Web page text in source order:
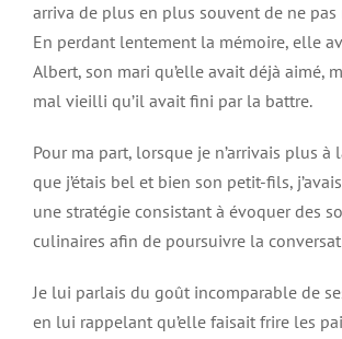
arriva de plus en plus souvent de ne pas
En perdant lentement la mémoire, elle
Albert, son mari qu’elle avait déjà aimé,
mal vieilli qu’il avait fini par la battre.
Pour ma part, lorsque je n’arrivais plus à
que j’étais bel et bien son petit-fils,
une stratégie consistant à évoquer des
culinaires afin de poursuivre la
Je lui parlais du goût incomparable de
en lui rappelant qu’elle faisait frire les